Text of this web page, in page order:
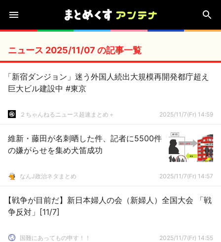
ニュース 2025/11/07 の記事一覧
「新宿ダンジョン」迷う外国人続出大規模再開発都庁超え
巨大ビル建設中 #東京
２ちゃんねるニュース超速まとめ＋ 2025/11/7(Fr) 14:59
維新・藤田が名刺晒した件、記者に5500件
の嫌がらせを集め犬笛成功
なんJ政治ネタまとめ 2025/11/7(Fr) 14:57
【戦争が目前だ】新日本婦人の会（新婦人）全国大会 「戦
争反対」[11/7]
国難にあってもの申す！！ 2025/11/7(Fr) 14:55